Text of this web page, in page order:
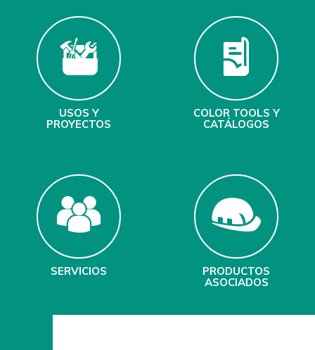
USOS Y
PROYECTOS
COLOR TOOLS Y
CATÁLOGOS
SERVICIOS
PRODUCTOS
ASOCIADOS